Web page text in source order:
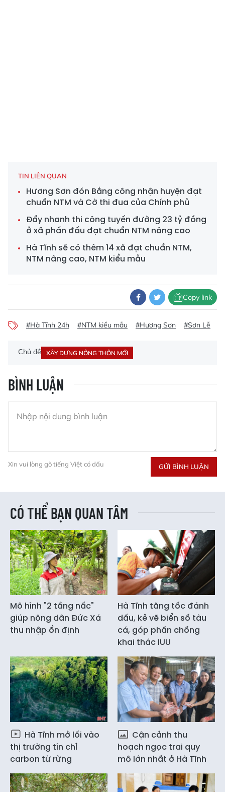
TIN LIÊN QUAN
Hương Sơn đón Bằng công nhận huyện đạt
chuẩn NTM và Cờ thi đua của Chính phủ
Đẩy nhanh thi công tuyến đường 23 tỷ đồng
ở xã phấn đấu đạt chuẩn NTM nâng cao
Hà Tĩnh sẽ có thêm 14 xã đạt chuẩn NTM,
NTM nâng cao, NTM kiểu mẫu
Copy link
#Hà Tĩnh 24h #NTM kiểu mẫu #Hương Sơn #Sơn Lễ
Chủ đề XÂY DỰNG NÔNG THÔN MỚI
BÌNH LUẬN
Xin vui lòng gõ tiếng Việt có dấu GỬI BÌNH LUẬN
CÓ THỂ BẠN QUAN TÂM
Mô hình "2 tầng nấc"
giúp nông dân Đức Xá
thu nhập ổn định
Hà Tĩnh tăng tốc đánh
dấu, kẻ vẽ biển số tàu
cá, góp phần chống
khai thác IUU
Hà Tĩnh mở lối vào
thị trường tín chỉ
carbon từ rừng
Cận cảnh thu
hoạch ngọc trai quy
mô lớn nhất ở Hà Tĩnh